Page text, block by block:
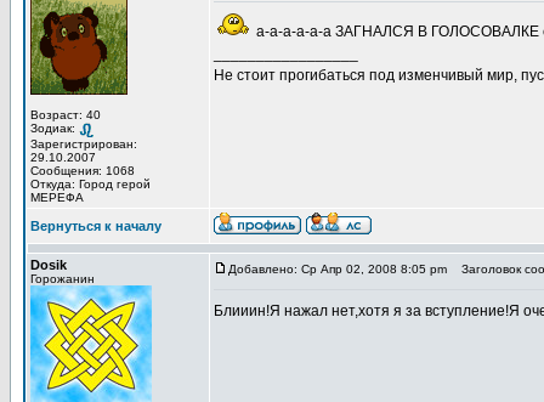
Возраст: 40
Зодиак:
Зарегистрирован:
29.10.2007
Сообщения: 1068
Откуда: Город герой
МЕРЕФА
а-а-а-а-а-а ЗАГНАЛСЯ В ГОЛОСОВАЛКЕ
Не стоит прогибаться под изменчивый мир,
Вернуться к началу
Dosik
Горожанин
Добавлено: Ср Апр 02, 2008 8:05 pm Заголовок
Блииин!Я нажал нет,хотя я за вступление!Я